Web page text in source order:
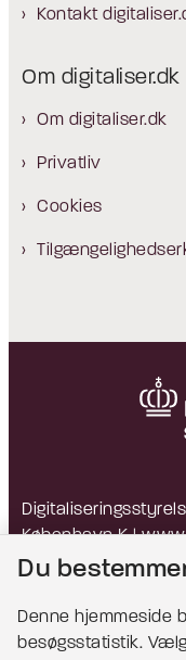
Kontakt
Om digitaliser.dk
Om digitaliser.dk
Privatliv
Cookies
København K |
EAN:
Du
Denne hjemmeside
besøgsstatistik.